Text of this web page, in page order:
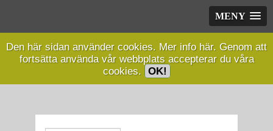
MENY
Den här sidan använder cookies. Mer info här. Genom att
fortsätta använda vår webbplats accepterar du våra
cookies. OK!